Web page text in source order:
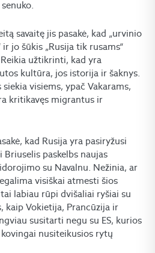
savaitę jis pasakė, kad „urvinio
jo šūkis „Rusija tik rusams“
užtikrinti, kad yra
kultūra, jos istorija ir šaknys.
visiems, ypač Vakarams,
kritikavęs migrantus ir
kad Rusija yra pasiryžusi
Briuselis paskelbs naujas
su Navalnu. Nežinia, ar
visiškai atmesti šios
labiau rūpi dvišaliai ryšiai su
kaip Vokietija, Prancūzija ir
susitarti negu su ES, kurios
nusiteikusios rytų